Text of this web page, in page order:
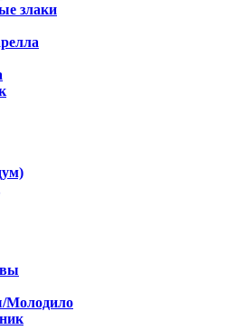
злаки
Молодило